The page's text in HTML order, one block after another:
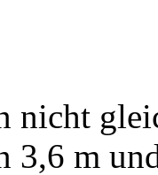
nicht
3,6 m